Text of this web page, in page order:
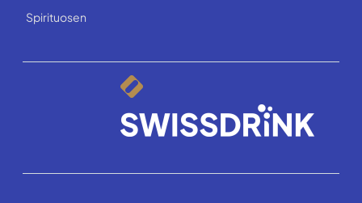
Spirituosen